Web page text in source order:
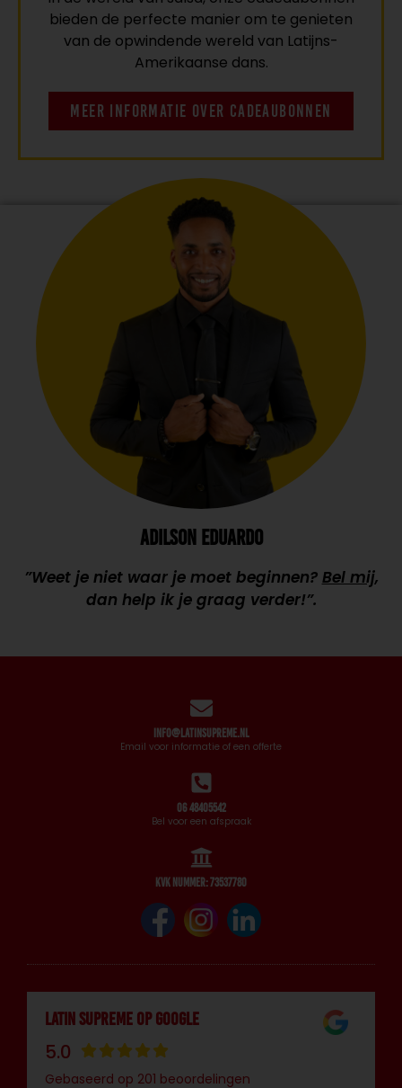
bieden de perfecte manier om te genieten
van de opwindende wereld van Latijns-
Amerikaanse dans.
MEER INFORMATIE OVER CADEAUBONNEN
ADILSON EDUARDO
”Weet je niet waar je moet beginnen? Bel mij,
dan help ik je graag verder!”.
info@latinsupreme.nl
Email voor informatie of een offerte
06 48405542
Bel voor een afspraak
KVK nummer: 73537780
Latin Supreme op Google
5.0
Gebaseerd op 201 beoordelingen